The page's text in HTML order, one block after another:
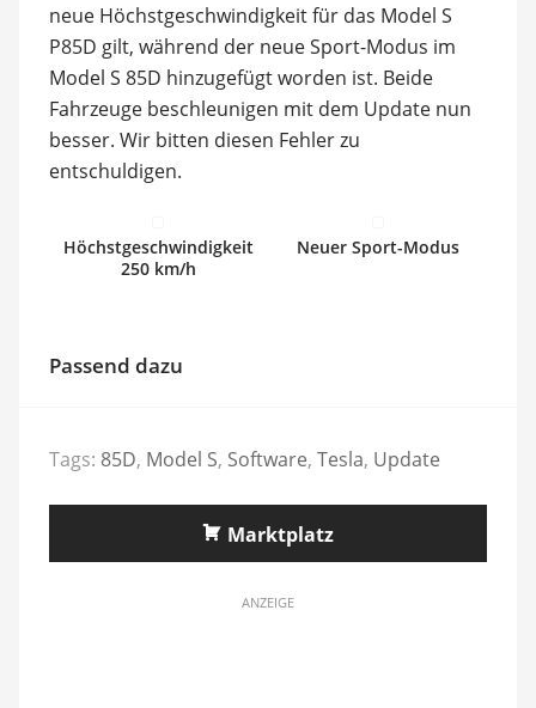
neue Höchstgeschwindigkeit für das Model S
P85D gilt, während der neue Sport-Modus im
Model S 85D hinzugefügt worden ist. Beide
Fahrzeuge beschleunigen mit dem Update nun
besser. Wir bitten diesen Fehler zu
entschuldigen.
Höchstgeschwindigkeit
250 km/h
Neuer Sport-Modus
Passend dazu
Tags: 85D, Model S, Software, Tesla, Update
Marktplatz
ANZEIGE